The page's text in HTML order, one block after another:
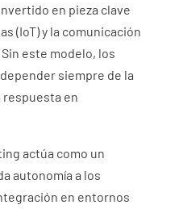
en pieza clave
(IoT) y la comunicación
Sin este modelo, los
siempre de la
respuesta en
actúa como un
autonomía a los
en entornos